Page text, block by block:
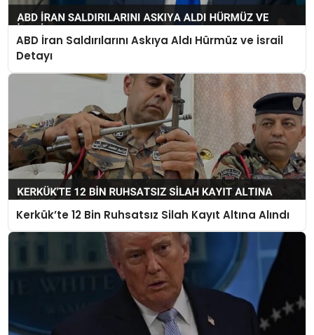
ABD İran Saldırılarını Askıya Aldı Hürmüz ve İsrail
Detayı
Kerkük’te 12 Bin Ruhsatsız Silah Kayıt Altına Alındı